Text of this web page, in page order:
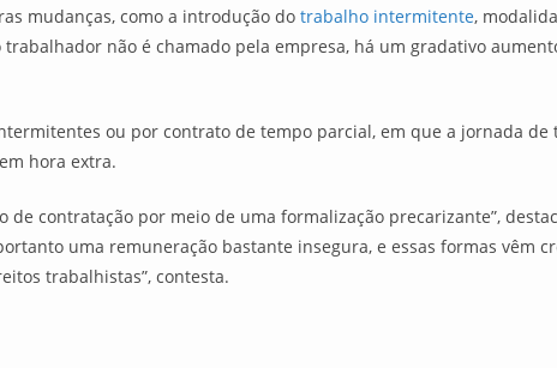
mudanças, como a introdução do trabalho intermitente,
não é chamado pela empresa, há um gradativo
ou por contrato de tempo parcial, em que a jornada
hora extra.
contratação por meio de uma formalização precarizante”,
uma remuneração bastante insegura, e essas formas vêm
trabalhistas”, contesta.